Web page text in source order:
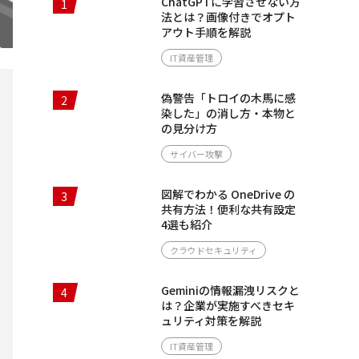
1
法とは？画像付きでオプト
アウト手順を解説
IT資産管理
2
偽警告「トロイの木馬に感
染した」の消し方・本物と
の見分け方
サイバー攻撃
3
図解でわかる OneDrive の
共有方法！便利な共有設定
4選も紹介
クラウドセキュリティ
4
Geminiの情報漏洩リスクと
は？企業が実施すべきセキ
ュリティ対策を解説
IT資産管理